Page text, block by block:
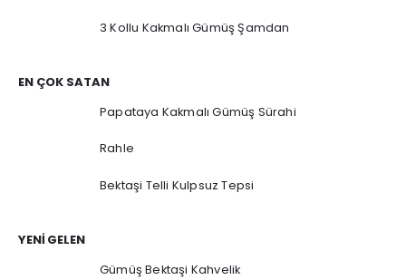
3 Kollu Kakmalı Gümüş Şamdan
EN ÇOK SATAN
Papataya Kakmalı Gümüş Sürahi
Rahle
Bektaşi Telli Kulpsuz Tepsi
YENI GELEN
Gümüş Bektaşi Kahvelik